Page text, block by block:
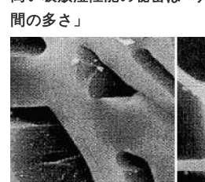
間の多さ」